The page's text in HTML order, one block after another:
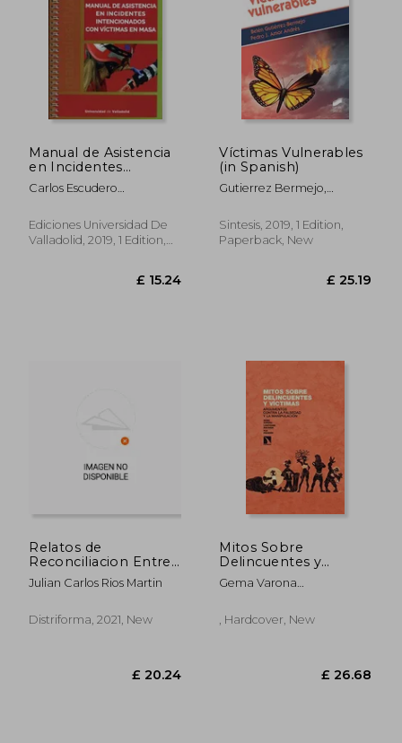
£ 17.72 £
Manual de Asistencia
en Incidentes
Intencionados con
Vícitmas en Masa (in
Carlos Escudero
Ediciones Universidad De
Valladolid, 2019, 1 Edition,
£ 15.24
Víctimas Vulnerables
(in Spanish)
Gutierrez Bermejo,
Andr&Eacute;S, Pedro J.
Sintesis, 2019, 1 Edition,
Paperback, New
Relatos de
Reconciliacion Entre
Victimas y Agresores
en pro
Julian Carlos Rios Martin
Distriforma, 2021, New
Mitos Sobre
Delincuentes y
Víctimas:
Argumentos Contra
Manipulación
Gema Varona
Lohitzune Zuloaga Lojo;
Paz Franc&Eacute;S
, Hardcover, New